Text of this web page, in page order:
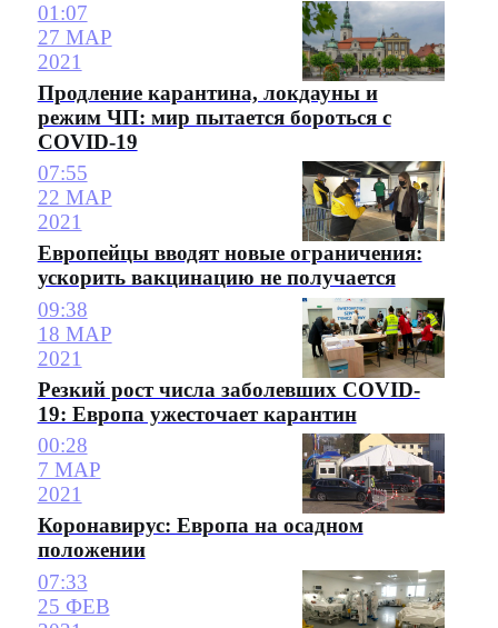
01:07
27 МАР
2021
Продление карантина, локдауны и
режим ЧП: мир пытается бороться с
COVID-19
07:55
22 МАР
2021
Европейцы вводят новые ограничения:
ускорить вакцинацию не получается
09:38
18 МАР
2021
Резкий рост числа заболевших COVID-
19: Европа ужесточает карантин
00:28
7 МАР
2021
Коронавирус: Европа на осадном
положении
07:33
25 ФЕВ